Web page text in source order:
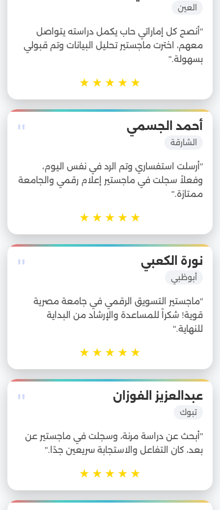
العين
"أنصح كل إماراتي حاب يكمل دراسته يتواصل
معهم، اخترت ماجستير تحليل البيانات وتم قبولي
بسهولة."
★
★
★
★
★
" أحمد الجسمي
الشارقة
"أرسلت استفساري وتم الرد في نفس اليوم،
وفعلاً سجلت في ماجستير إعلام رقمي والجامعة
ممتازة."
★
★
★
★
★
" نورة الكعبي
أبوظبي
"ماجستير التسويق الرقمي في جامعة مصرية
قوية! شكراً للمساعدة والإرشاد من البداية
للنهاية."
★
★
★
★
★
" عبدالعزيز الفوزان
تبوك
"أبحث عن دراسة مرنة، وسجلت في ماجستير عن
بعد، كان التفاعل والاستجابة سريعين جدًا."
★
★
★
★
★